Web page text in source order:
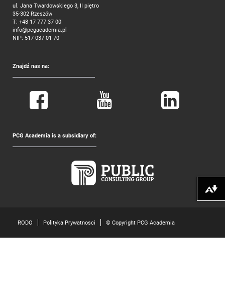
ul. Jana Twardowskiego 3, II piętro
35-302 Rzeszów
T: +48 17 777 37 00
info@pcgacademia.pl
NIP: 517-037-01-70
Znajdź nas na:
PCG Academia is a subsidiary of:
RODO Polityka Prywatnosci © Copyright PCG Academia
Pobierz